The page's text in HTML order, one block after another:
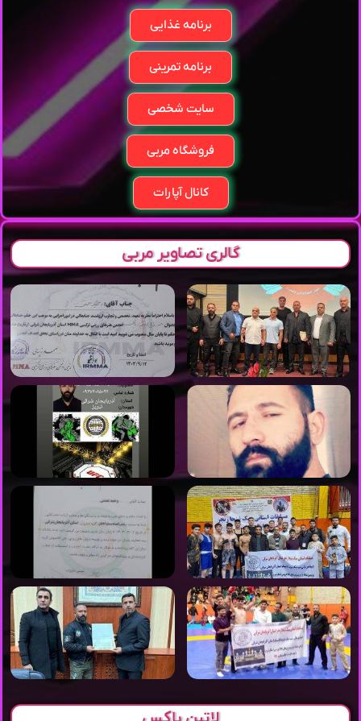
برنامه غذایی
برنامه تمرینی
سایت شخصی
فروشگاه مربی
کانال آپارات
گالری تصاویر مربی